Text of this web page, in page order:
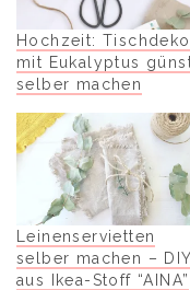
Hochzeit: Tischdeko
mit Eukalyptus
selber machen
Leinenservietten
selber machen – DIY
aus Ikea-Stoff “AINA”